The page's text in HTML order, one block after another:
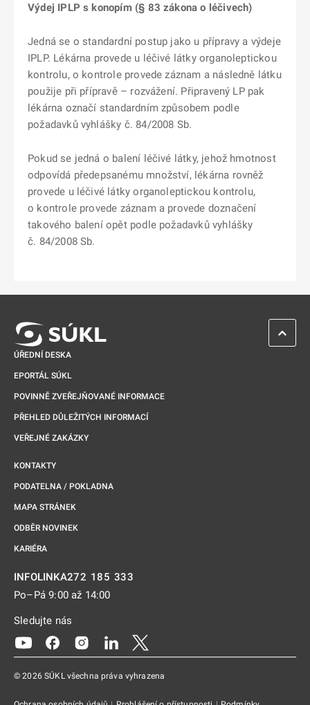
Výdej IPLP s konopím (§ 83 zákona o léčivech)
Jedná se o standardní postup jako u přípravy a výdeje
IPLP. Lékárna provede u léčivé látky organoleptickou
kontrolu, o kontrole provede záznam a následně látku
použije při přípravě – rozvážení. Připravený LP pak
lékárna označí standardním způsobem podle
požadavků vyhlášky č. 84/2008 Sb.
Pokud se jedná o balení léčivé látky, jehož hmotnost
odpovídá předepsanému množství, lékárna rovněž
provede u léčivé látky organoleptickou kontrolu,
o kontrole provede záznam a provede doznačení
takového balení opět podle požadavků vyhlášky
č. 84/2008 Sb.
ÚŘEDNÍ DESKA
EPORTÁL SÚKL
POVINNĚ ZVEŘEJŇOVANÉ INFORMACE
PŘEHLED DŮLEŽITÝCH INFORMACÍ
VEŘEJNÉ ZAKÁZKY
KONTAKTY
PODATELNA / POKLADNA
MAPA STRÁNEK
ODBĚR NOVINEK
KARIÉRA
INFOLINKA272 185 333
Po–Pá 9:00 až 14:00
Sledujte nás
Odkaz se otevře na nové kartě
Odkaz se otevře na nové kartě
Odkaz se otevře na nové kartě
Odkaz se otevře na nové kartě
© 2026 SÚKL všechna práva vyhrazena
ZPĚT